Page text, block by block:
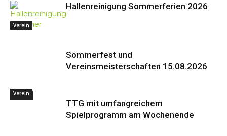
Verein
Hallenreinigung Sommerferien 2026
Events
Sommerfest und
Vereinsmeisterschaften 15.08.2026
Verein
TTG mit umfangreichem
Spielprogramm am Wochenende